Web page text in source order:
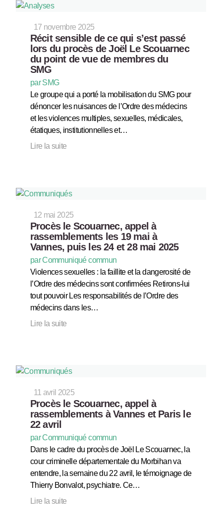
17 novembre 2025
Récit sensible de ce qui s’est passé
lors du procès de Joël Le Scouarnec
du point de vue de membres du
SMG
par SMG
Le groupe qui a porté la mobilisation du SMG pour
dénoncer les nuisances de l’Ordre des médecins
et les violences multiples, sexuelles, médicales,
étatiques, institutionnelles et…
Lire la suite
12 mai 2025
Procès le Scouarnec, appel à
rassemblements les 19 mai à
Vannes, puis les 24 et 28 mai 2025
par Communiqué commun
Violences sexuelles : la faillite et la dangerosité de
l’Ordre des médecins sont confirmées Retirons-lui
tout pouvoir Les responsabilités de l’Ordre des
médecins dans les…
Lire la suite
11 avril 2025
Procès le Scouarnec, appel à
rassemblements à Vannes et Paris le
22 avril
par Communiqué commun
Dans le cadre du procès de Joël Le Scouarnec, la
cour criminelle départementale du Morbihan va
entendre, la semaine du 22 avril, le témoignage de
Thierry Bonvalot, psychiatre. Ce…
Lire la suite